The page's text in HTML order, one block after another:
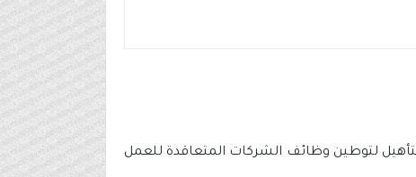
لتوطين وظائف الشركات المتعاقدة للعمل